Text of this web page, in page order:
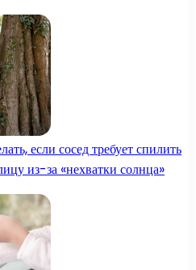
если сосед требует спилить
из-за «нехватки солнца»